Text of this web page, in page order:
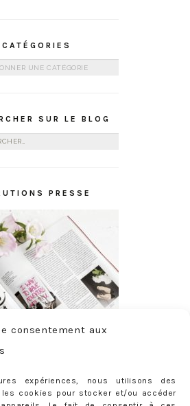
consentement aux
expériences, nous utilisons des
cookies pour stocker et/ou accéder
CATÉGORIES
SUR LE BLOG
:
PRESSE